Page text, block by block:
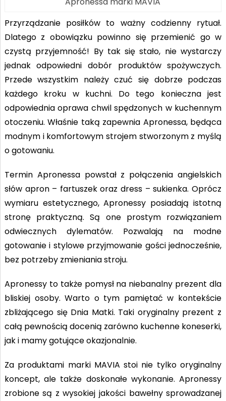
Przyrządzanie posiłków to ważny codzienny rytuał.
Dlatego z obowiązku powinno się przemienić go w
czystą przyjemność! By tak się stało, nie wystarczy
jednak odpowiedni dobór produktów spożywczych.
Przede wszystkim należy czuć się dobrze podczas
każdego kroku w kuchni. Do tego konieczna jest
odpowiednia oprawa chwil spędzonych w kuchennym
otoczeniu. Właśnie taką zapewnia Apronessa, będąca
modnym i komfortowym strojem stworzonym z myślą
o gotowaniu.
Termin Apronessa powstał z połączenia angielskich
słów apron – fartuszek oraz dress – sukienka. Oprócz
wymiaru estetycznego, Apronessy posiadają istotną
stronę praktyczną. Są one prostym rozwiązaniem
odwiecznych dylematów. Pozwalają na modne
gotowanie i stylowe przyjmowanie gości jednocześnie,
bez potrzeby zmieniania stroju.
Apronessy to także pomysł na niebanalny prezent dla
bliskiej osoby. Warto o tym pamiętać w kontekście
zbliżającego się Dnia Matki. Taki oryginalny prezent z
całą pewnością docenią zarówno kuchenne koneserki,
jak i mamy gotujące okazjonalnie.
Za produktami marki MAVIA stoi nie tylko oryginalny
koncept, ale także doskonałe wykonanie. Apronessy
zrobione są z wysokiej jakości bawełny sprowadzanej